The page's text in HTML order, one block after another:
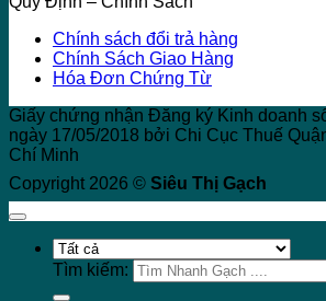
Chính sách đổi trả hàng
Chính Sách Giao Hàng
Hóa Đơn Chứng Từ
Giấy chứng nhận Đăng ký Kinh doanh
ngày 17/05/2018 bởi Chi Cục Thuế
Chí Minh
Copyright 2026 © Siêu Thị Gạch
Tìm kiếm: